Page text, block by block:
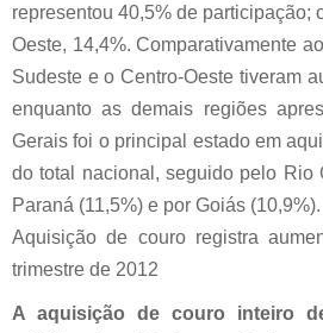
representou 40,5% de participação;
Oeste, 14,4%. Comparativamente
Sudeste e o Centro-Oeste tiveram
enquanto as demais regiões
Gerais foi o principal estado em
do total nacional, seguido pelo Rio
Paraná (11,5%) e por Goiás (10,9%).
Aquisição de couro registra
trimestre de 2012
A aquisição de couro inteiro